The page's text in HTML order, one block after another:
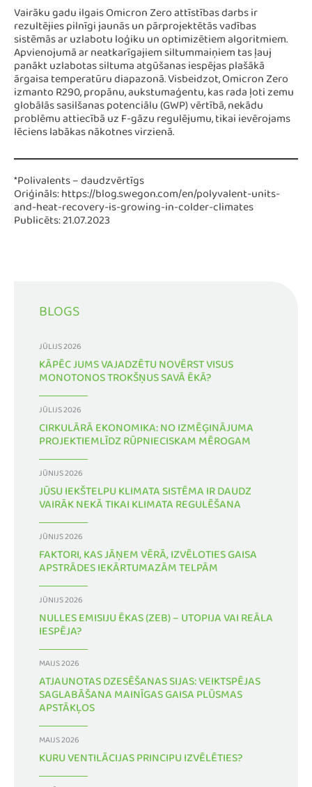
BLOGS
JŪLIJS 2026
KĀPĒC JUMS VAJADZĒTU NOVĒRST VISUS
MONOTONOS TROKŠŅUS SAVĀ ĒKĀ?
JŪLIJS 2026
CIRKULĀRĀ EKONOMIKA: NO IZMĒĢINĀJUMA
PROJEKTIEMLĪDZ RŪPNIECISKAM MĒROGAM
JŪNIJS 2026
JŪSU IEKŠTELPU KLIMATA SISTĒMA IR DAUDZ
VAIRĀK NEKĀ TIKAI KLIMATA REGULĒŠANA
JŪNIJS 2026
FAKTORI, KAS JĀŅEM VĒRĀ, IZVĒLOTIES GAISA
APSTRĀDES IEKĀRTUMAZĀM TELPĀM
JŪNIJS 2026
NULLES EMISIJU ĒKAS (ZEB) – UTOPIJA VAI REĀLA
IESPĒJA?
MAIJS 2026
ATJAUNOTAS DZESĒŠANAS SIJAS: VEIKTSPĒJAS
SAGLABĀŠANA MAINĪGAS GAISA PLŪSMAS
APSTĀKĻOS
MAIJS 2026
KURU VENTILĀCIJAS PRINCIPU IZVĒLĒTIES?
Vairāku gadu ilgais Omicron Zero attīstības darbs ir
rezultējies pilnīgi jaunās un pārprojektētās vadības
sistēmās ar uzlabotu loģiku un optimizētiem algoritmiem.
Apvienojumā ar neatkarīgajiem siltummaiņiem tas ļauj
panākt uzlabotas siltuma atgūšanas iespējas plašākā
ārgaisa temperatūru diapazonā. Visbeidzot, Omicron Zero
izmanto R290, propānu, aukstumaģentu, kas rada ļoti zemu
globālās sasilšanas potenciālu (GWP) vērtībā, nekādu
problēmu attiecībā uz F-gāzu regulējumu, tikai ievērojams
lēciens labākas nākotnes virzienā.
*Polivalents – daudzvērtīgs
Oriģināls: https://blog.swegon.com/en/polyvalent-units-
and-heat-recovery-is-growing-in-colder-climates
Publicēts: 21.07.2023